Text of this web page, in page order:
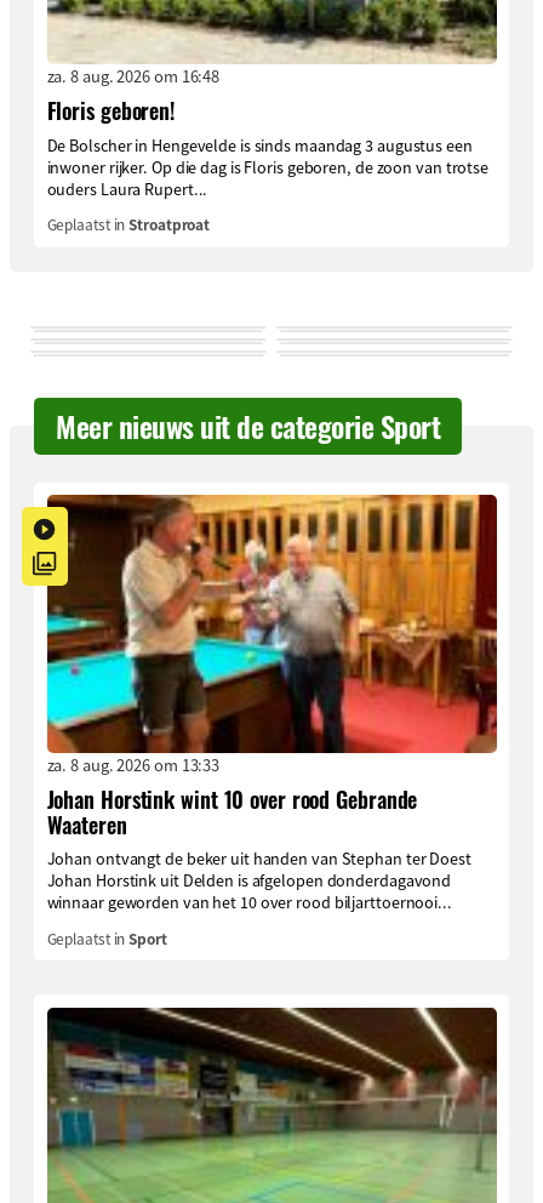
za. 8 aug. 2026 om 16:48
Floris geboren!
De Bolscher in Hengevelde is sinds maandag 3 augustus een
inwoner rijker. Op die dag is Floris geboren, de zoon van trotse
ouders Laura Rupert...
Geplaatst inStroatproat
Meer nieuws uit de categorie Sport
za. 8 aug. 2026 om 13:33
Johan Horstink wint 10 over rood Gebrande
Waateren
Johan ontvangt de beker uit handen van Stephan ter Doest
Johan Horstink uit Delden is afgelopen donderdagavond
winnaar geworden van het 10 over rood biljarttoernooi...
Geplaatst inSport